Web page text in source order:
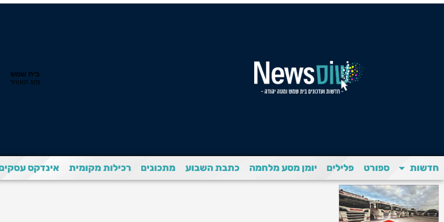
חדשות ספורט פלילים יומן מסע מלחמה כתבת השבוע מתכונים רכילות מקומית אינדקס